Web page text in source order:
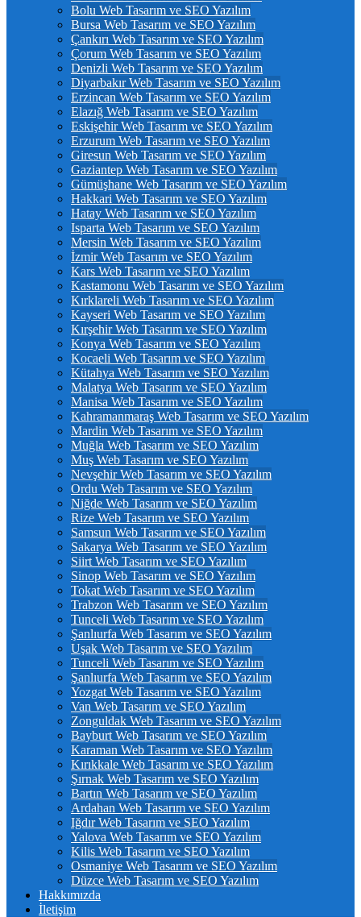
Bolu Web Tasarım ve SEO Yazılım
Bursa Web Tasarım ve SEO Yazılım
Çankırı Web Tasarım ve SEO Yazılım
Çorum Web Tasarım ve SEO Yazılım
Denizli Web Tasarım ve SEO Yazılım
Diyarbakır Web Tasarım ve SEO Yazılım
Erzincan Web Tasarım ve SEO Yazılım
Elazığ Web Tasarım ve SEO Yazılım
Eskişehir Web Tasarım ve SEO Yazılım
Erzurum Web Tasarım ve SEO Yazılım
Giresun Web Tasarım ve SEO Yazılım
Gaziantep Web Tasarım ve SEO Yazılım
Gümüşhane Web Tasarım ve SEO Yazılım
Hakkari Web Tasarım ve SEO Yazılım
Hatay Web Tasarım ve SEO Yazılım
Isparta Web Tasarım ve SEO Yazılım
Mersin Web Tasarım ve SEO Yazılım
İzmir Web Tasarım ve SEO Yazılım
Kars Web Tasarım ve SEO Yazılım
Kastamonu Web Tasarım ve SEO Yazılım
Kırklareli Web Tasarım ve SEO Yazılım
Kayseri Web Tasarım ve SEO Yazılım
Kırşehir Web Tasarım ve SEO Yazılım
Konya Web Tasarım ve SEO Yazılım
Kocaeli Web Tasarım ve SEO Yazılım
Kütahya Web Tasarım ve SEO Yazılım
Malatya Web Tasarım ve SEO Yazılım
Manisa Web Tasarım ve SEO Yazılım
Kahramanmaraş Web Tasarım ve SEO Yazılım
Mardin Web Tasarım ve SEO Yazılım
Muğla Web Tasarım ve SEO Yazılım
Muş Web Tasarım ve SEO Yazılım
Nevşehir Web Tasarım ve SEO Yazılım
Ordu Web Tasarım ve SEO Yazılım
Niğde Web Tasarım ve SEO Yazılım
Rize Web Tasarım ve SEO Yazılım
Samsun Web Tasarım ve SEO Yazılım
Sakarya Web Tasarım ve SEO Yazılım
Siirt Web Tasarım ve SEO Yazılım
Sinop Web Tasarım ve SEO Yazılım
Tokat Web Tasarım ve SEO Yazılım
Trabzon Web Tasarım ve SEO Yazılım
Tunceli Web Tasarım ve SEO Yazılım
Şanlıurfa Web Tasarım ve SEO Yazılım
Uşak Web Tasarım ve SEO Yazılım
Tunceli Web Tasarım ve SEO Yazılım
Şanlıurfa Web Tasarım ve SEO Yazılım
Yozgat Web Tasarım ve SEO Yazılım
Van Web Tasarım ve SEO Yazılım
Zonguldak Web Tasarım ve SEO Yazılım
Bayburt Web Tasarım ve SEO Yazılım
Karaman Web Tasarım ve SEO Yazılım
Kırıkkale Web Tasarım ve SEO Yazılım
Şırnak Web Tasarım ve SEO Yazılım
Bartın Web Tasarım ve SEO Yazılım
Ardahan Web Tasarım ve SEO Yazılım
Iğdır Web Tasarım ve SEO Yazılım
Yalova Web Tasarım ve SEO Yazılım
Kilis Web Tasarım ve SEO Yazılım
Osmaniye Web Tasarım ve SEO Yazılım
Düzce Web Tasarım ve SEO Yazılım
Hakkımızda
İletişim